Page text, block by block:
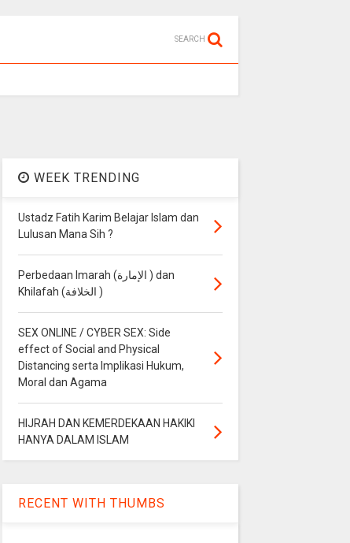
SEARCH
WEEK TRENDING
Ustadz Fatih Karim Belajar Islam dan
Lulusan Mana Sih ?
Perbedaan Imarah (الإمارة ) dan
Khilafah (الخلافة )
SEX ONLINE / CYBER SEX: Side
effect of Social and Physical
Distancing serta Implikasi Hukum,
Moral dan Agama
HIJRAH DAN KEMERDEKAAN HAKIKI
HANYA DALAM ISLAM
RECENT WITH THUMBS